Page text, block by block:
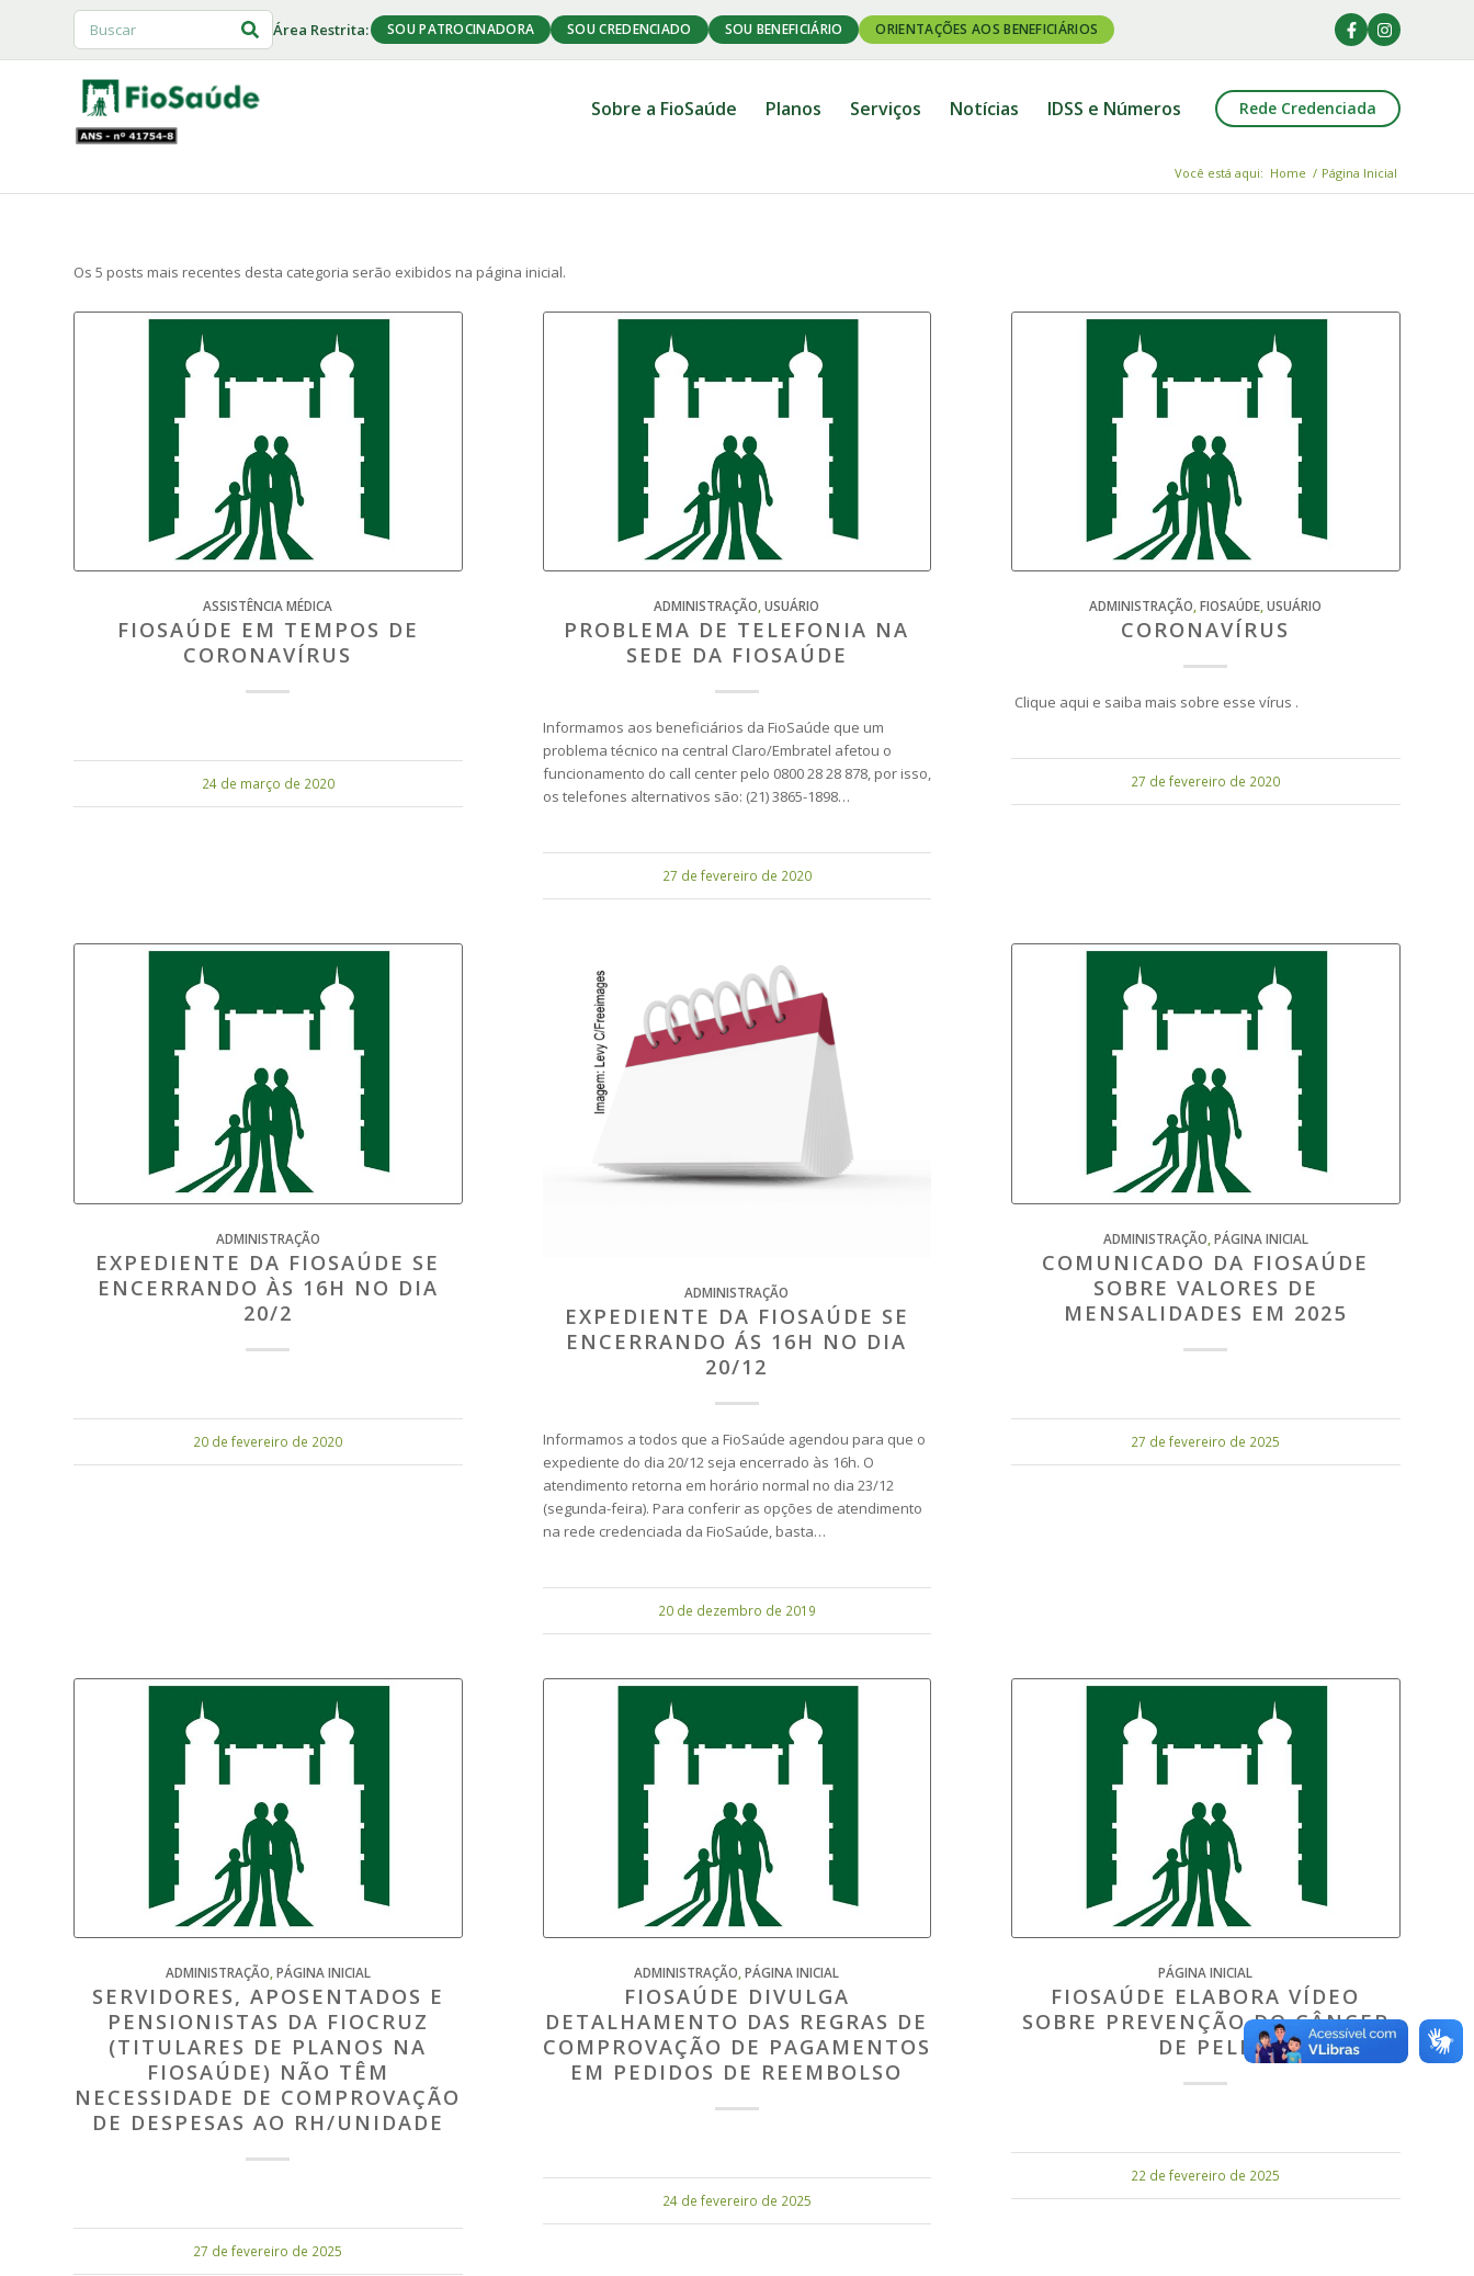
Área Restrita: SOU PATROCINADORA SOU CREDENCIADO SOU BENEFICIÁRIO ORIENTAÇÕES AOS BENEFICIÁRIOS
Sobre a FioSaúde Planos Serviços Notícias IDSS e Números Rede Credenciada
Você está aqui: Home / Página Inicial
Os 5 posts mais recentes desta categoria serão exibidos na página inicial.
ASSISTÊNCIA MÉDICA
FIOSAÚDE EM TEMPOS DE
CORONAVÍRUS
24 de março de 2020
ADMINISTRAÇÃO,USUÁRIO
PROBLEMA DE TELEFONIA NA
SEDE DA FIOSAÚDE
Informamos aos beneficiários da FioSaúde que um
problema técnico na central Claro/Embratel afetou o
funcionamento do call center pelo 0800 28 28 878, por isso,
os telefones alternativos são: (21) 3865-1898…
27 de fevereiro de 2020
ADMINISTRAÇÃO,FIOSAÚDE,USUÁRIO
CORONAVÍRUS
Clique aqui e saiba mais sobre esse vírus .
27 de fevereiro de 2020
ADMINISTRAÇÃO
EXPEDIENTE DA FIOSAÚDE SE
ENCERRANDO ÀS 16H NO DIA
20/2
20 de fevereiro de 2020
ADMINISTRAÇÃO
EXPEDIENTE DA FIOSAÚDE SE
ENCERRANDO ÁS 16H NO DIA
20/12
Informamos a todos que a FioSaúde agendou para que o
expediente do dia 20/12 seja encerrado às 16h. O
atendimento retorna em horário normal no dia 23/12
(segunda-feira). Para conferir as opções de atendimento
na rede credenciada da FioSaúde, basta…
20 de dezembro de 2019
ADMINISTRAÇÃO PÁGINA INICIAL
COMUNICADO DA FIOSAÚDE
SOBRE VALORES DE
MENSALIDADES EM 2025
27 de fevereiro de 2025
ADMINISTRAÇÃO,PÁGINA INICIAL
SERVIDORES, APOSENTADOS E
PENSIONISTAS DA FIOCRUZ
(TITULARES DE PLANOS NA
FIOSAÚDE) NÃO TÊM
NECESSIDADE DE COMPROVAÇÃO
DE DESPESAS AO RH/UNIDADE
27 de fevereiro de 2025
ADMINISTRAÇÃO,PÁGINA INICIAL
FIOSAÚDE DIVULGA
DETALHAMENTO DAS REGRAS DE
COMPROVAÇÃO DE PAGAMENTOS
EM PEDIDOS DE REEMBOLSO
24 de fevereiro de 2025
PÁGINA INICIAL
FIOSAÚDE ELABORA VÍDEO
SOBRE PREVENÇÃO DO CÂNCER
DE PELE
22 de fevereiro de 2025